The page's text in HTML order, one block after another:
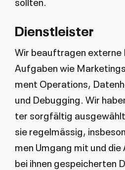
Dienst­leis­ter
Wir be­auf­tra­gen
Auf­ga­ben wie
ment Ope­ra­ti­ons,
und De­bug­ging. Wir
ter sorg­fäl­tig
sie re­gel­mäs­sig,
men Um­gang mit und
bei ih­nen ge­spei­cher­ten